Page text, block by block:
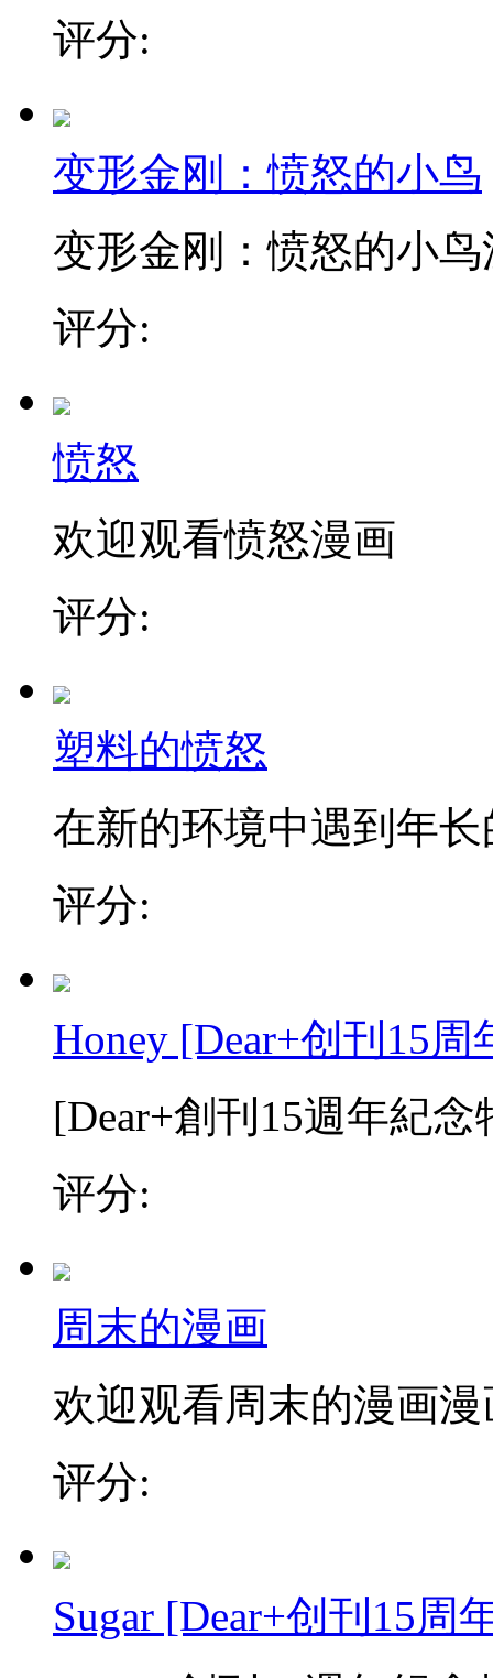
评分:
变形金刚：愤怒的小鸟
变形金刚：愤怒的小
评分:
愤怒
欢迎观看愤怒漫画
评分:
塑料的愤怒
在新的环境中遇到年
评分:
Honey [Dear+创刊15
[Dear+創刊15週年紀
评分:
周末的漫画
欢迎观看周末的漫画漫
评分:
Sugar [Dear+创刊15